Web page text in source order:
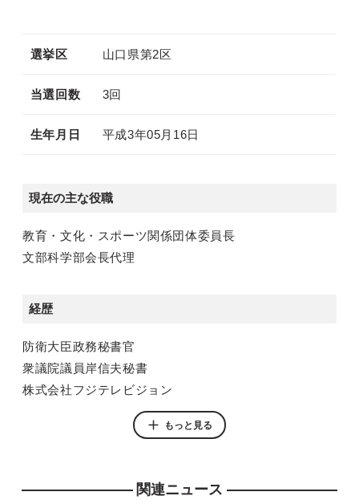
選挙区 山口県第2区
当選回数 3回
生年月日 平成3年05月16日
現在の主な役職
教育・文化・スポーツ関係団体委員長
文部科学部会長代理
経歴
防衛大臣政務秘書官
衆議院議員岸信夫秘書
株式会社フジテレビジョン
もっと見る
関連ニュース